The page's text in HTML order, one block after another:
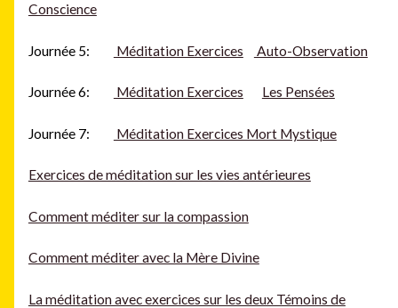
Conscience
Journée 5: Méditation Exercices Auto-Observation
Journée 6: Méditation Exercices Les Pensées
Journée 7: Méditation Exercices Mort Mystique
Exercices de méditation sur les vies antérieures
Comment méditer sur la compassion
Comment méditer avec la Mère Divine
La méditation avec exercices sur les deux Témoins de